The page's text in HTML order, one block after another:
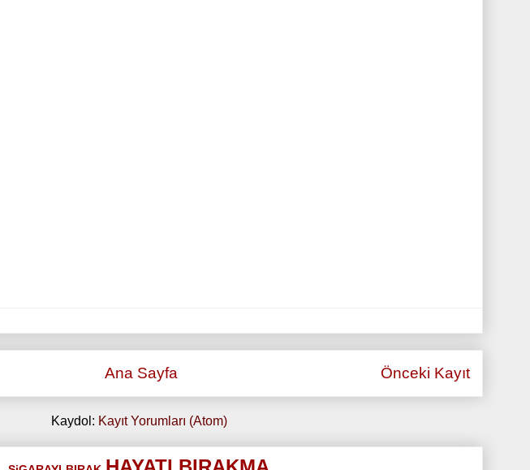
Önceki Kayıt
Ana Sayfa
Kaydol: Kayıt Yorumları (Atom)